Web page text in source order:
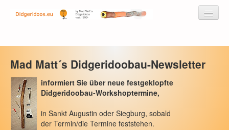
Didgeridoos by Mad Matt
Didgeridoos
Didgeridoo-Musik-CDs
Mad Matt´s Didgeridoobau-Newsletter
informiert Sie über neue festgeklopfte
Didgeridoobau-Workshoptermine,
in Sankt Augustin oder Siegburg, sobald
der Termin/die Termine feststehen.